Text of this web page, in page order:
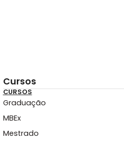
Cursos
CURSOS
Graduação
MBEx
Mestrado